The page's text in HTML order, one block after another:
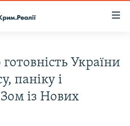
України
паніку і
із Нових